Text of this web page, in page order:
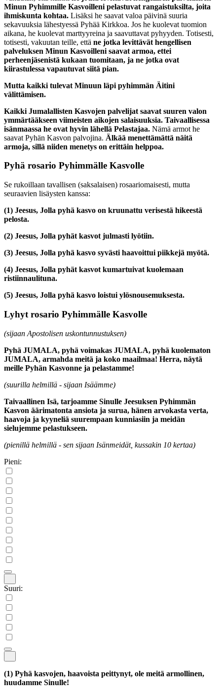
Minun Pyhimmille Kasvoilleni pelastuvat rangaistuksilta, joita
ihmiskunta kohtaa. Lisäksi he saavat valoa päivinä suuria
sekavuuksia lähestyessä Pyhää Kirkkoa. Jos he kuolevat tuomion
aikana, he kuolevat marttyyreina ja saavuttavat pyhyyden. Totisesti,
totisesti, vakuutan teille, että ne jotka levittävät hengellisen
palveluksen Minun Kasvoilleni saavat armoa, ettei
perheenjäsenistä kukaan tuomitaan, ja ne jotka ovat
kiirastulessa vapautuvat siitä pian.
Mutta kaikki tulevat Minuun läpi pyhimmän Äitini
välittämisen.
Kaikki Jumalallisten Kasvojen palvelijat saavat suuren valon
ymmärtääkseen viimeisten aikojen salaisuuksia. Taivaallisessa
isänmaassa he ovat hyvin lähellä Pelastajaa. Nämä armot he
saavat Pyhän Kasvon palvojina. Älkää menettämättä näitä
armoja, sillä niiden menetys on erittäin helppoa.
Pyhä rosario Pyhimmälle Kasvolle
Se rukoillaan tavallisen (saksalaisen) rosaariomaisesti, mutta
seuraavien lisäysten kanssa:
(1) Jeesus, Jolla pyhä kasvo on kruunattu verisestä hikeestä
pelosta.
(2) Jeesus, Jolla pyhät kasvot julmasti lyötiin.
(3) Jeesus, Jolla pyhä kasvo syvästi haavoittui piikkejä myötä.
(4) Jeesus, Jolla pyhät kasvot kumartuivat kuolemaan
ristiinnaulituna.
(5) Jeesus, Jolla pyhä kasvo loistui ylösnousemuksesta.
Lyhyt rosario Pyhimmälle Kasvolle
(sijaan Apostolisen uskontunnustuksen)
Pyhä JUMALA, pyhä voimakas JUMALA, pyhä kuolematon
JUMALA, armahda meitä ja koko maailmaa! Herra, näytä
meille Pyhän Kasvonne ja pelastamme!
(suurilla helmillä - sijaan Isäämme)
Taivaallinen Isä, tarjoamme Sinulle Jeesuksen Pyhimmän
Kasvon äärimatonta ansiota ja surua, hänen arvokasta verta,
haavoja ja kyyneliä suurempaan kunniasiin ja meidän
sielujemme pelastukseen.
(pienillä helmillä - sen sijaan Isänmeidät, kussakin 10 kertaa)
Pieni:
Suuri:
(1) Pyhä kasvojen, haavoista peittynyt, ole meitä armollinen,
huudamme Sinulle!